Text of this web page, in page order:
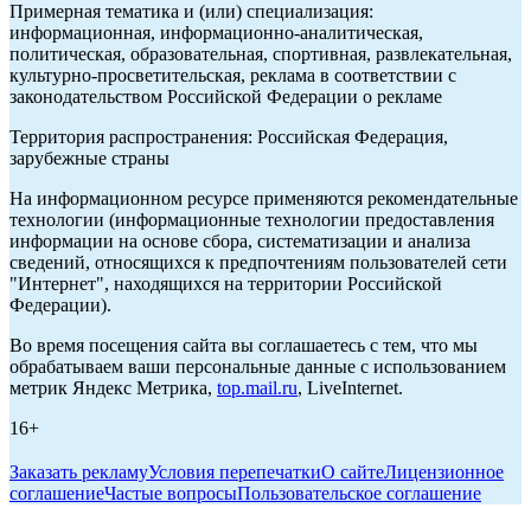
Примерная тематика и (или) специализация:
информационная, информационно-аналитическая,
политическая, образовательная, спортивная, развлекательная,
культурно-просветительская, реклама в соответствии с
законодательством Российской Федерации о рекламе
Территория распространения: Российская Федерация,
зарубежные страны
На информационном ресурсе применяются рекомендательные
технологии (информационные технологии предоставления
информации на основе сбора, систематизации и анализа
сведений, относящихся к предпочтениям пользователей сети
"Интернет", находящихся на территории Российской
Федерации).
Во время посещения сайта вы соглашаетесь с тем, что мы
обрабатываем ваши персональные данные с использованием
метрик Яндекс Метрика, top.mail.ru, LiveInternet.
16+
Заказать рекламуУсловия перепечаткиО сайтеЛицензионное
соглашениеЧастые вопросыПользовательское соглашение